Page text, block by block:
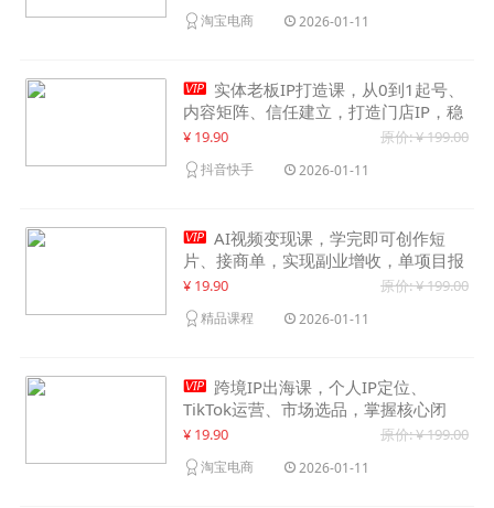
淘宝电商 2026-01-11
 实体老板IP打造课，从0到1起号、
内容矩阵、信任建立，打造门店IP，稳
定获客增收
¥ 19.90 原价: ¥ 199.00
抖音快手 2026-01-11
 AI视频变现课，学完即可创作短
片、接商单，实现副业增收，单项目报
价可达千元
¥ 19.90 原价: ¥ 199.00
精品课程 2026-01-11
 跨境IP出海课，个人IP定位、
TikTok运营、市场选品，掌握核心闭
环，实现月入1万美金+
¥ 19.90 原价: ¥ 199.00
淘宝电商 2026-01-11